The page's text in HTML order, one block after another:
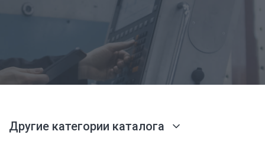
Другие категории каталога